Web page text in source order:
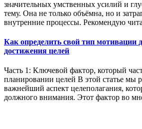
значительных умственных усилий и
тему. Она не только объёмна, но и
внутренние процессы. Рекомендую
Как определить свой тип мотивации
достижения целей
Часть 1: Ключевой фактор, который
планировании целей В этой статье мы
важнейший аспект целеполагания,
должного внимания. Этот фактор во